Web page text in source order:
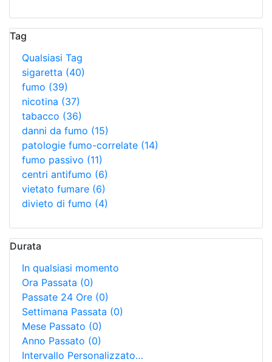
Tag
Qualsiasi Tag
sigaretta (40)
fumo (39)
nicotina (37)
tabacco (36)
danni da fumo (15)
patologie fumo-correlate (14)
fumo passivo (11)
centri antifumo (6)
vietato fumare (6)
divieto di fumo (4)
Durata
In qualsiasi momento
Ora Passata (0)
Passate 24 Ore (0)
Settimana Passata (0)
Mese Passato (0)
Anno Passato (0)
Intervallo Personalizzato…